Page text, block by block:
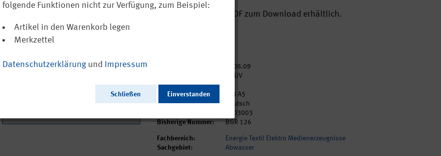
Ausschließlich als PDF zum Download erhältlich.
2008.09
DGUV
Seitenzahl:
Format:
DIN A5
Sprache:
Deutsch
p103003
Bisherige Nummer:
BGR 126
Fachbereich:
Energie Textil Elektro Medienerzeugnisse
Sachgebiet:
Abwasser
folgende Funktionen nicht zur Verfügung, zum Beispiel:
Artikel in den Warenkorb legen
Merkzettel
Datenschutzerklärung und Impressum
Schließen Einverstanden